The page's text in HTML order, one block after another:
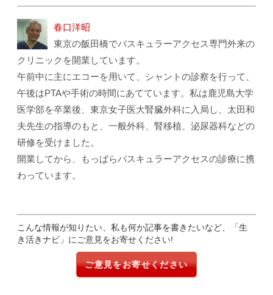
春口洋昭
東京の飯田橋でバスキュラーアクセス専門外来の
クリニックを開業しています。
午前中に主にエコーを用いて、シャントの診察を行って、
午後はPTAや手術の時間にあてています。私は鹿児島大学
医学部を卒業後、東京女子医大腎臓外科に入局し、太田和
夫先生の指導のもと、一般外科、腎移植、泌尿器科などの
研修を受けました。
開業してから、もっぱらバスキュラーアクセスの診療に携
わっています。
こんな情報が知りたい、私も何か記事を書きたいなど、「生
き活きナビ」にご意見をお寄せください!
ご意見をお寄せください